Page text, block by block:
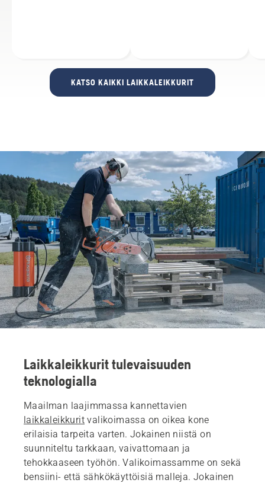
KATSO KAIKKI LAIKKALEIKKURIT
Laikkaleikkurit tulevaisuuden
teknologialla
Maailman laajimmassa kannettavien
laikkaleikkurit valikoimassa on oikea kone
erilaisia tarpeita varten. Jokainen niistä on
suunniteltu tarkkaan, vaivattomaan ja
tehokkaaseen työhön. Valikoimassamme on sekä
bensiini- että sähkökäyttöisiä malleja. Jokainen